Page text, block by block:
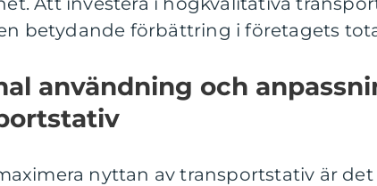
betydande förbättring i företagets
användning och
nyttan av transportstativ är